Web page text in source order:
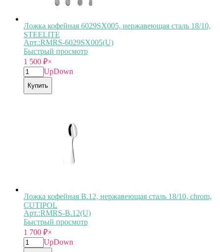
Ложка кофейная 6029SX005, нержавеющая сталь 18/10,
STEELITE
Арт.:RMRS-6029SX005(U)
Быстрый просмотр
1 500 ₽×
UpDown
Купить
Ложка кофейная B.12, нержавеющая сталь 18/10, chrom,
CUTIPOL
Арт.:RMRS-B.12(U)
Быстрый просмотр
1 700 ₽×
UpDown